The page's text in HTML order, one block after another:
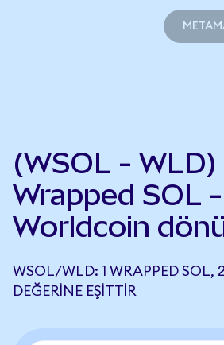
(WSOL - WLD)
Wrapped SOL -
Worldcoin
WSOL/WLD: 1 WRAPPED SOL,
DEĞERINE EŞITTIR